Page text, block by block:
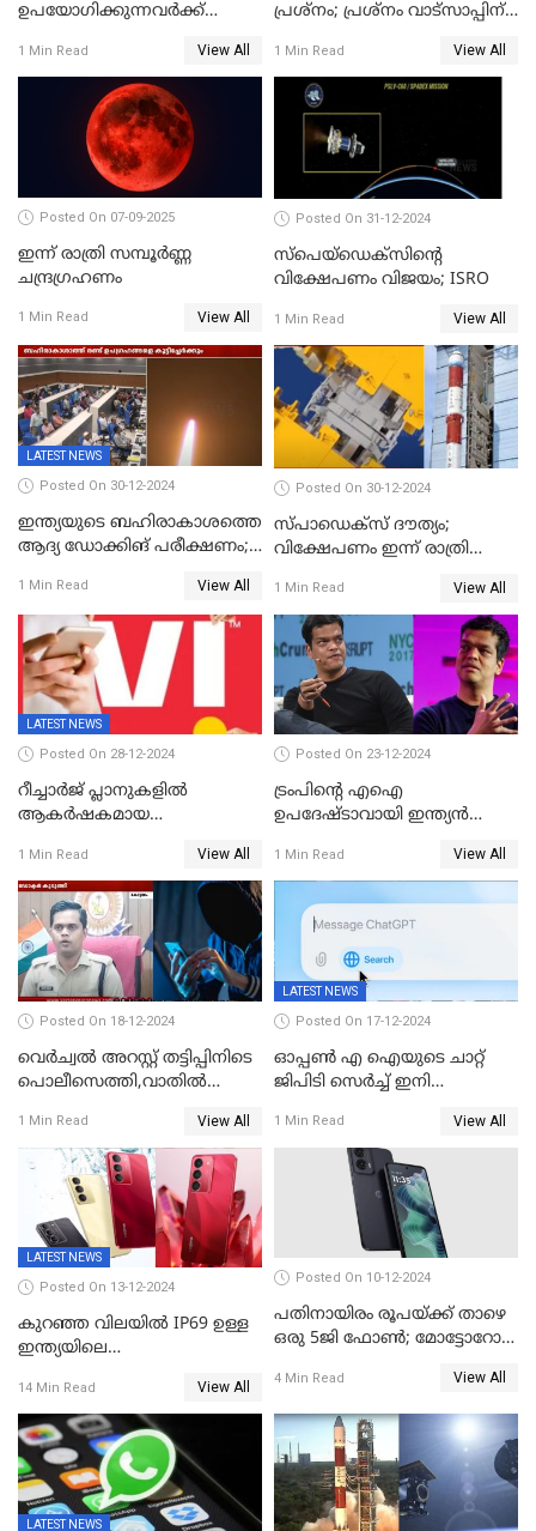
ഉപയോഗിക്കുന്നവർക്ക്
ചാറ്റിൽ പണികിട്ടി
ഉപഭോക്താക്കൾ
1 Min Read View All
പ്രശ്നം; പ്രശ്‌നം വാട്സാപ്പിന്
1 Min Read View All
Posted On 07-09-2025
ഇന്ന് രാത്രി സമ്പൂര്‍ണ്ണ
ചന്ദ്രഗ്രഹണം
1 Min Read View All
Posted On 31-12-2024
സ്‌പെയ്‌ഡെക്‌സിൻ്റെ
വിക്ഷേപണം വിജയം; ISRO
1 Min Read View All
LATEST NEWS
Posted On 30-12-2024
ഇന്ത്യയുടെ ബഹിരാകാശത്തെ
ആദ്യ ഡോക്കിങ് പരീക്ഷണം;
വിജയം
1 Min Read View All
Posted On 30-12-2024
സ്പാഡെക്‌സ് ദൗത്യം;
വിക്ഷേപണം ഇന്ന് രാത്രി
1 Min Read View All
LATEST NEWS
Posted On 28-12-2024
റീച്ചാര്‍ജ് പ്ലാനുകളില്‍
ആകർഷകമായ
വരുത്തി വിഐ
1 Min Read View All
Posted On 23-12-2024
ട്രംപിന്റെ എഐ
ഉപദേഷ്ടാവായി ഇന്ത്യൻ
1 Min Read View All
Posted On 18-12-2024
വെർച്വൽ അറസ്റ്റ് തട്ടിപ്പിനിടെ
പൊലീസെത്തി,വാതില്‍
ഡോക്ടർ വിസമ്മതിച്ചിട്ടും
ഫോൺ വാങ്ങി;
നിർണായകമായത് ബാങ്കിന്റെ
സംശയം
1 Min Read View All
LATEST NEWS
Posted On 17-12-2024
ഓപ്പൺ എ ഐയുടെ ചാറ്റ്
ജിപിടി സെർച്ച് ഇനി
ഉപയോഗിക്കാം
1 Min Read View All
LATEST NEWS
Posted On 13-12-2024
കുറഞ്ഞ വിലയിൽ IP69 ഉള്ള
ഇന്ത്യയിലെ
സ്‌കാനര്‍, എല്‍ഇഡി
ഫ്‌ളാഷിനൊപ്പം രണ്ട് കാമറ
സെന്‍സറുകള്‍; റിയല്‍മി 14
എക്‌സ് 18ന് വിപണിയില്‍
14 Min Read View All
Posted On 10-12-2024
പതിനായിരം രൂപയ്ക്ക് താഴെ
ഒരു 5ജി ഫോൺ; മോട്ടോറോള
അവതരിപ്പിച്ചു
4 Min Read View All
LATEST NEWS